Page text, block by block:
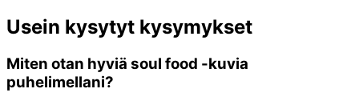
Usein kysytyt kysymykset
Miten otan hyviä soul food -kuvia
puhelimellani?